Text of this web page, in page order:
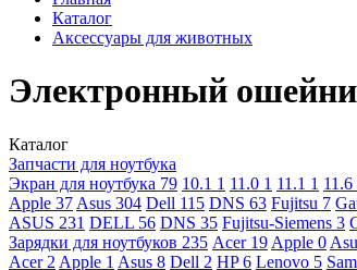
Каталог
Аксессуары для животных
Электронный
Каталог
Запчасти для ноутбука
Экран для ноутбука 79 10.1 1 11.0 1 11.1 1 11.6
Apple 37 Asus 304 Dell 115 DNS 63 Fujitsu 7
ASUS 231 DELL 56 DNS 35 Fujitsu-Siemens 3
Зарядки для ноутбуков 235 Acer 19 Apple 0
Acer 2 Apple 1 Asus 8 Dell 2 HP6 Lenovo 5